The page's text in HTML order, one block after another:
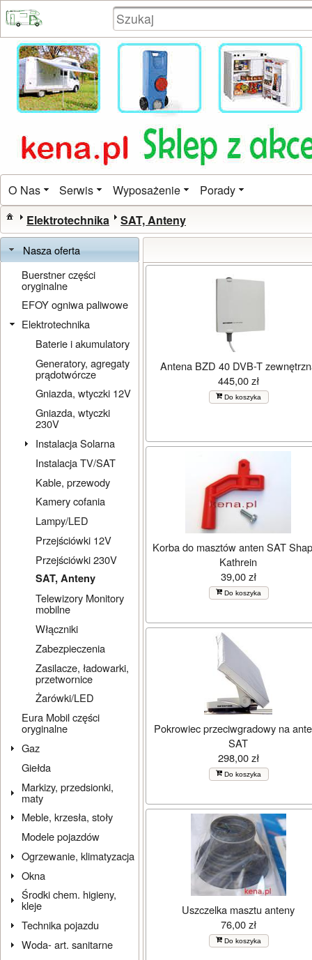
O Nas Serwis Wyposażenie Porady
Elektrotechnika SAT, Anteny
Nasza oferta
Buerstner części
oryginalne
EFOY ogniwa paliwowe
Elektrotechnika
Baterie i akumulatory
Generatory, agregaty
prądotwórcze
Gniazda, wtyczki 12V
Gniazda, wtyczki
230V
Instalacja Solarna
Instalacja TV/SAT
Kable, przewody
Kamery cofania
Lampy/LED
Przejściówki 12V
Przejściówki 230V
SAT, Anteny
Telewizory Monitory
mobilne
Włączniki
Zabezpieczenia
Zasilacze, ładowarki,
przetwornice
Żarówki/LED
Eura Mobil części
oryginalne
Gaz
Giełda
Markizy, przedsionki,
maty
Meble, krzesła, stoły
Modele pojazdów
Ogrzewanie, klimatyzacja
Okna
Środki chem. higieny,
kleje
Technika pojazdu
Woda- art. sanitarne
Antena BZD 40 DVB-T
445,00 zł
Do koszyka
Korba do masztów anten SAT
Kathrein
39,00 zł
Do koszyka
Pokrowiec przeciwgradowy na
SAT
298,00 zł
Do koszyka
Uszczelka masztu anteny
76,00 zł
Do koszyka